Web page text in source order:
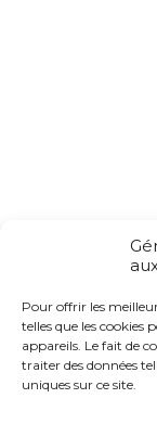
Pour offrir les
telles que les cookies
appareils. Le fait de
traiter des données
uniques sur ce site.